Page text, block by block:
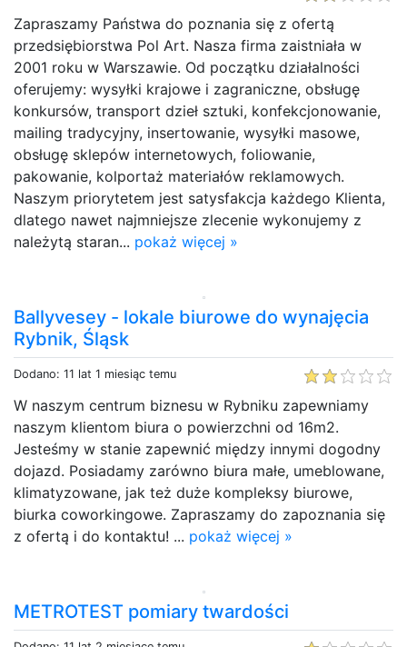
Zapraszamy Państwa do poznania się z ofertą
przedsiębiorstwa Pol Art. Nasza firma zaistniała w
2001 roku w Warszawie. Od początku działalności
oferujemy: wysyłki krajowe i zagraniczne, obsługę
konkursów, transport dzieł sztuki, konfekcjonowanie,
mailing tradycyjny, insertowanie, wysyłki masowe,
obsługę sklepów internetowych, foliowanie,
pakowanie, kolportaż materiałów reklamowych.
Naszym priorytetem jest satysfakcja każdego Klienta,
dlatego nawet najmniejsze zlecenie wykonujemy z
należytą staran... pokaż więcej »
Ballyvesey - lokale biurowe do wynajęcia
Rybnik, Śląsk
Dodano: 11 lat 1 miesiąc temu
W naszym centrum biznesu w Rybniku zapewniamy
naszym klientom biura o powierzchni od 16m2.
Jesteśmy w stanie zapewnić między innymi dogodny
dojazd. Posiadamy zarówno biura małe, umeblowane,
klimatyzowane, jak też duże kompleksy biurowe,
biurka coworkingowe. Zapraszamy do zapoznania się
z ofertą i do kontaktu! ... pokaż więcej »
METROTEST pomiary twardości